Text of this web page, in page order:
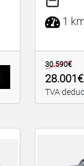
1
30.590€
28.001€
TVA